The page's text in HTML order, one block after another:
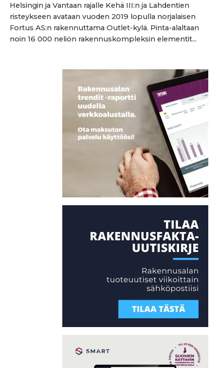
Helsingin ja Vantaan rajalle Kehä III:n ja Lahdentien
risteykseen avataan vuoden 2019 lopulla norjalaisen
Fortus AS:n rakennuttama Outlet-kylä. Pinta-alaltaan
noin 16 000 neliön rakennuskompleksin elementit...